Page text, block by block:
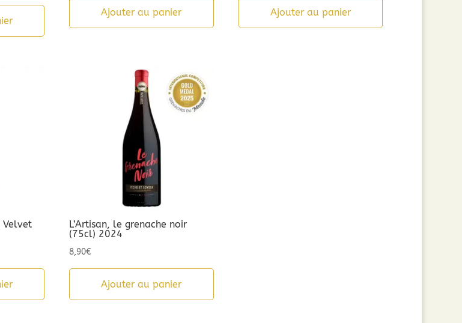
Ajouter au panier Ajouter au panier
Velvet
L’Artisan, le grenache noir
(75cl) 2024
8,90€
Ajouter au panier